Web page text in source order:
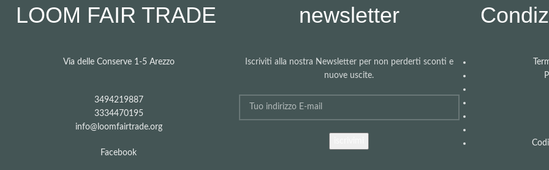
LOOM FAIR TRADE
Via delle Conserve 1-5 Arezzo
3494219887
3334470195
info@loomfairtrade.org
Facebook
newsletter
Iscriviti alla nostra Newsletter per non perderti sconti e
nuove uscite.